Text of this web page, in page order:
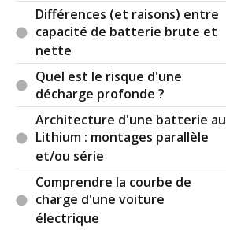
Différences (et raisons) entre
capacité de batterie brute et
nette
Quel est le risque d'une
décharge profonde ?
Architecture d'une batterie au
Lithium : montages parallèle
et/ou série
Comprendre la courbe de
charge d'une voiture
électrique